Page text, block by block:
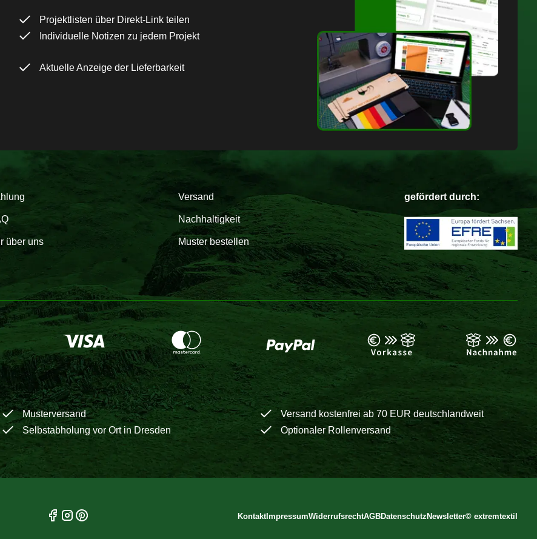
Projektlisten über Direkt-Link teilen
Individuelle Notizen zu jedem Projekt
Aktuelle Anzeige der Lieferbarkeit
Versand
Nachhaltigkeit
über uns Muster bestellen
gefördert durch:
Musterversand
Versand kostenfrei ab 70 EUR deutschlandweit
Selbstabholung vor Ort in Dresden Optionaler Rollenversand
KontaktImpressumWiderrufsrechtAGBDatenschutzNewsletter© extremtextil